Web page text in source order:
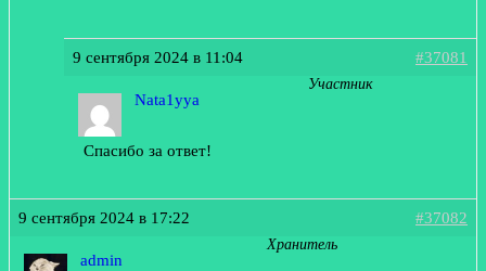
9 сентября 2024 в 11:04 #37081
Nata1yya
Участник
Спасибо за ответ!
9 сентября 2024 в 17:22 #37082
admin
Хранитель